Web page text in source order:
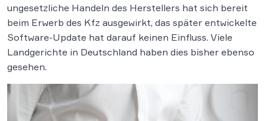
ungesetzliche Handeln des Herstellers hat sich bereit
beim Erwerb des Kfz ausgewirkt, das später entwickelte
Software-Update hat darauf keinen Einfluss. Viele
Landgerichte in Deutschland haben dies bisher ebenso
gesehen.